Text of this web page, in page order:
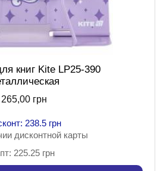
книг Kite LP25-390
265,00 грн
238.5 грн
дисконтной карты
225.25 грн